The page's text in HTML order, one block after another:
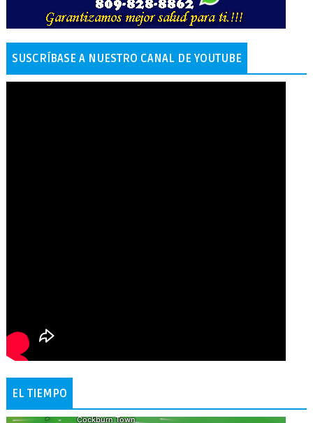
SUSCRÍBASE A NUESTRO CANAL DE YOUTUBE
EL TIEMPO